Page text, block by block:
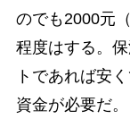
のでも2000元
程度はする。
トであれば安
資金が必要だ